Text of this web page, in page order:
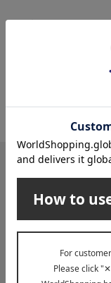
2026年07月29日
お届け遅延の
送料無料クーポンや
ど、「高島屋オンラ